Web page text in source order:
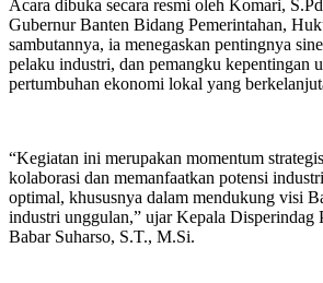
Acara dibuka secara resmi oleh Komari,
Gubernur Banten Bidang Pemerintahan,
sambutannya, ia menegaskan pentingnya
pelaku industri, dan pemangku kepentingan
pertumbuhan ekonomi lokal yang
“Kegiatan ini merupakan momentum
kolaborasi dan memanfaatkan potensi
optimal, khususnya dalam mendukung visi
industri unggulan,” ujar Kepala Disperindag
Babar Suharso, S.T., M.Si.